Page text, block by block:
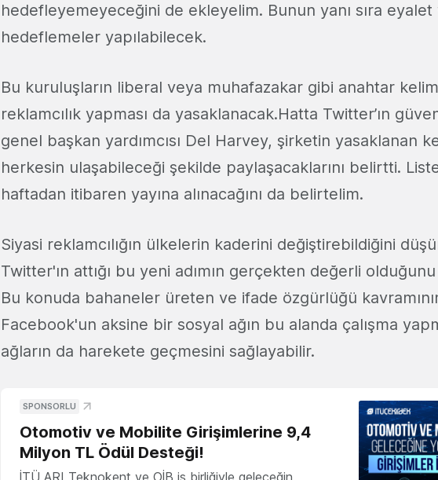
hedefleyemeyeceğini de ekleyelim. Bunun yanı sıra
hedeflemeler yapılabilecek.
Bu kuruluşların liberal veya muhafazakar gibi anahtar
reklamcılık yapması da yasaklanacak.Hatta Twitter’ın
genel başkan yardımcısı Del Harvey, şirketin yasaklanan
herkesin ulaşabileceği şekilde paylaşacaklarını belirtti.
haftadan itibaren yayına alınacağını da belirtelim.
Siyasi reklamcılığın ülkelerin kaderini değiştirebildiğini
Twitter'ın attığı bu yeni adımın gerçekten değerli
Bu konuda bahaneler üreten ve ifade özgürlüğü kavramının
Facebook'un aksine bir sosyal ağın bu alanda çalışma
ağların da harekete geçmesini sağlayabilir.
SPONSORLU
Otomotiv ve Mobilite Girişimlerine 9,4
Milyon TL Ödül Desteği!
İTÜ ARI Teknokent ve OİB iş birliğiyle geleceğin